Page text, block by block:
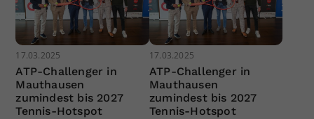
17.03.2025
ATP-Challenger in
Mauthausen
zumindest bis 2027
Tennis-Hotspot
17.03.2025
ATP-Challenger in
Mauthausen
zumindest bis 2027
Tennis-Hotspot